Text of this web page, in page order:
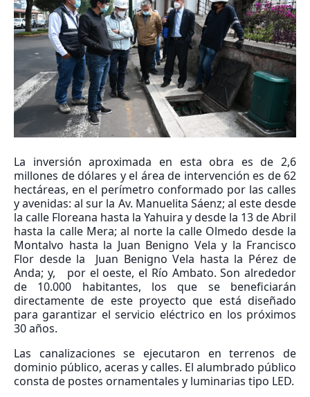
La inversión aproximada en esta obra es de 2,6
millones de dólares y el área de intervención es de 62
hectáreas, en el perímetro conformado por las calles
y avenidas: al sur la Av. Manuelita Sáenz; al este desde
la calle Floreana hasta la Yahuira y desde la 13 de Abril
hasta la calle Mera; al norte la calle Olmedo desde la
Montalvo hasta la Juan Benigno Vela y la Francisco
Flor desde la Juan Benigno Vela hasta la Pérez de
Anda; y, por el oeste, el Río Ambato. Son alrededor
de 10.000 habitantes, los que se beneficiarán
directamente de este proyecto que está diseñado
para garantizar el servicio eléctrico en los próximos
30 años.
Las canalizaciones se ejecutaron en terrenos de
dominio público, aceras y calles. El alumbrado público
consta de postes ornamentales y luminarias tipo LED.